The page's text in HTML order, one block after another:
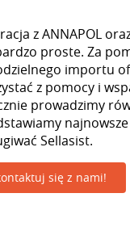
z ANNAPOL
proste. Za
importu
z pomocy i
prowadzimy
Sellasist.
się z nami!